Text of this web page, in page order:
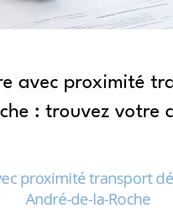
avec proximité
: trouvez votre
proximité transport
André-de-la-Roche